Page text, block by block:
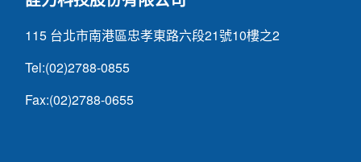
115 台北市南港區忠孝東路六段21號10樓之2
Tel:(02)2788-0855
Fax:(02)2788-0655